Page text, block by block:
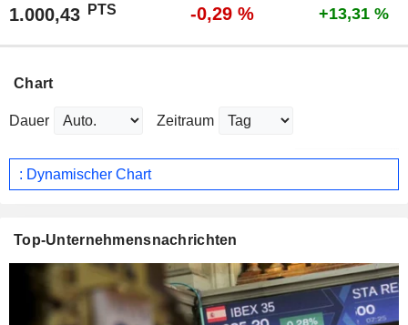
1.000,43 PTS -0,29 % +13,31 %
Chart
Dauer Zeitraum
: Dynamischer Chart
Top-Unternehmensnachrichten